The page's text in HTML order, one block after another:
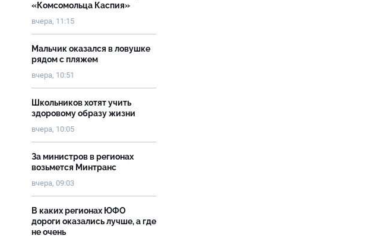
«Комсомольца Каспия»
вчера, 11:15
Мальчик оказался в ловушке
рядом с пляжем
вчера, 10:51
Школьников хотят учить
здоровому образу жизни
вчера, 10:05
За министров в регионах
возьмется Минтранс
вчера, 09:03
В каких регионах ЮФО
дороги оказались лучше, а где
не очень